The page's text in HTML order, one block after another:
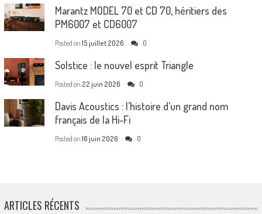
Marantz MODEL 70 et CD 70, héritiers des
PM6007 et CD6007
Posted on 15 juillet 2026 0
Solstice : le nouvel esprit Triangle
Posted on 22 juin 2026 0
Davis Acoustics : l’histoire d’un grand nom
français de la Hi-Fi
Posted on 16 juin 2026 0
ARTICLES RÉCENTS